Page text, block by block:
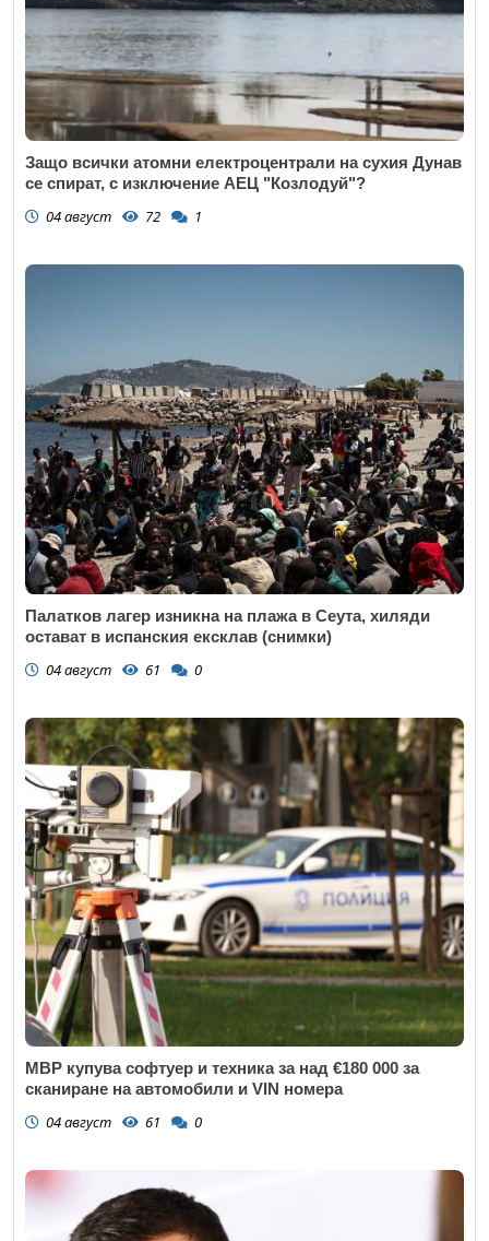
Защо всички атомни електроцентрали на сухия Дунав
се спират, с изключение АЕЦ "Козлодуй"?
04 август 72 1
Палатков лагер изникна на плажа в Сеута, хиляди
остават в испанския ексклав (снимки)
04 август 61 0
МВР купува софтуер и техника за над €180 000 за
сканиране на автомобили и VIN номера
04 август 61 0